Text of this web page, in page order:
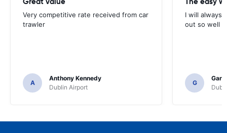
Very competitive rate received from car
trawler
A
Anthony Kennedy
Dublin Airport
I will always
out so well
G
Gary